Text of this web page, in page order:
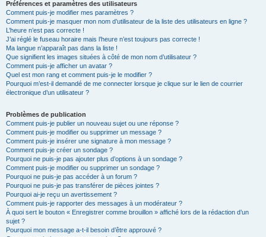
Préférences et paramètres des utilisateurs
Comment puis-je modifier mes paramètres ?
Comment puis-je masquer mon nom d’utilisateur de la liste des utilisateurs en ligne ?
L’heure n’est pas correcte !
J’ai réglé le fuseau horaire mais l’heure n’est toujours pas correcte !
Ma langue n’apparaît pas dans la liste !
Que signifient les images situées à côté de mon nom d’utilisateur ?
Comment puis-je afficher un avatar ?
Quel est mon rang et comment puis-je le modifier ?
Pourquoi m’est-il demandé de me connecter lorsque je clique sur le lien de courrier
électronique d’un utilisateur ?
Problèmes de publication
Comment puis-je publier un nouveau sujet ou une réponse ?
Comment puis-je modifier ou supprimer un message ?
Comment puis-je insérer une signature à mon message ?
Comment puis-je créer un sondage ?
Pourquoi ne puis-je pas ajouter plus d’options à un sondage ?
Comment puis-je modifier ou supprimer un sondage ?
Pourquoi ne puis-je pas accéder à un forum ?
Pourquoi ne puis-je pas transférer de pièces jointes ?
Pourquoi ai-je reçu un avertissement ?
Comment puis-je rapporter des messages à un modérateur ?
À quoi sert le bouton « Enregistrer comme brouillon » affiché lors de la rédaction d’un
sujet ?
Pourquoi mon message a-t-il besoin d’être approuvé ?